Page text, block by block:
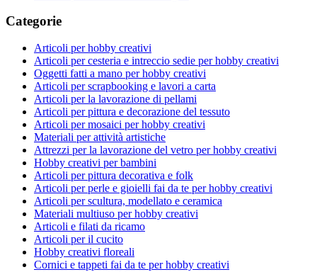
Categorie
Articoli per hobby creativi
Articoli per cesteria e intreccio sedie per hobby creativi
Oggetti fatti a mano per hobby creativi
Articoli per scrapbooking e lavori a carta
Articoli per la lavorazione di pellami
Articoli per pittura e decorazione del tessuto
Articoli per mosaici per hobby creativi
Materiali per attività artistiche
Attrezzi per la lavorazione del vetro per hobby creativi
Hobby creativi per bambini
Articoli per pittura decorativa e folk
Articoli per perle e gioielli fai da te per hobby creativi
Articoli per scultura, modellato e ceramica
Materiali multiuso per hobby creativi
Articoli e filati da ricamo
Articoli per il cucito
Hobby creativi floreali
Cornici e tappeti fai da te per hobby creativi